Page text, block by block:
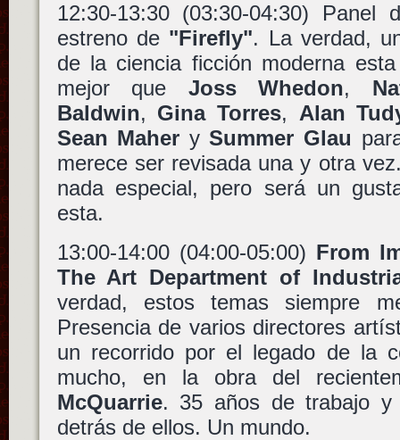
12:30-13:30 (03:30-04:30) Panel
estreno de"Firefly". La verdad,
de la ciencia ficción moderna
mejor que Joss Whedon,
Baldwin, Gina Torres, Alan
Sean Maher ySummer Glau
merece ser revisada una y otra
nada especial, pero será un
esta.
13:00-14:00 (04:00-05:00) From
The Art Department of
verdad, estos temas siempre
Presencia de varios directores
un recorrido por el legado de la
mucho, en la obra del
McQuarrie. 35 años de trabajo y
detrás de ellos. Un mundo.